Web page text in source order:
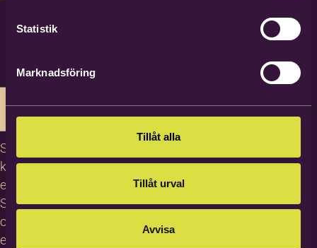
Statistik
Marknadsföring
Tillåt alla
Tillåt urval
Avvisa
Studiecirklar,
kurser och
evenemang
Studiematerial
och
erbjudanden